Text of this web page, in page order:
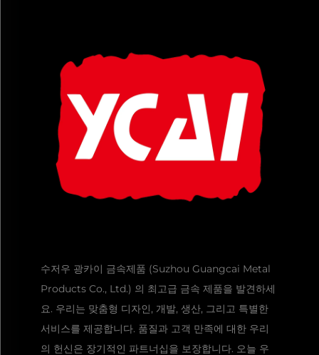
수저우 광카이 금속제품 (Suzhou Guangcai Metal
Products Co., Ltd.) 의 최고급 금속 제품을 발견하세
요. 우리는 맞춤형 디자인, 개발, 생산, 그리고 특별한
서비스를 제공합니다. 품질과 고객 만족에 대한 우리
의 헌신은 장기적인 파트너십을 보장합니다. 오늘 우